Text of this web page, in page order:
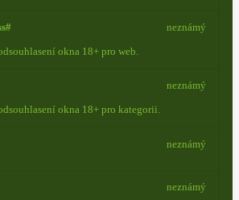
okna 18+ pro web.
neznámý
okna 18+ pro kategorii.
neznámý
neznámý
neznámý